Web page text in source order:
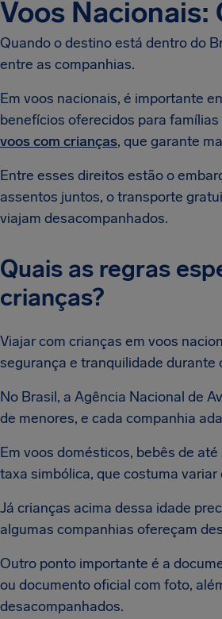
Voos Nacionais:
Quando o destino está dentro do
entre as companhias.
Em voos nacionais, é importante
benefícios oferecidos para
voos com crianças, que garante
Entre esses direitos estão o
assentos juntos, o transporte
viajam desacompanhados.
Quais as regras
crianças?
Viajar com crianças em voos
segurança e tranquilidade durante
No Brasil, a Agência Nacional de
de menores, e cada companhia
Em voos domésticos, bebês de
taxa simbólica, que costuma
Já crianças acima dessa idade
algumas companhias ofereçam
Outro ponto importante é a
ou documento oficial com foto,
desacompanhados.